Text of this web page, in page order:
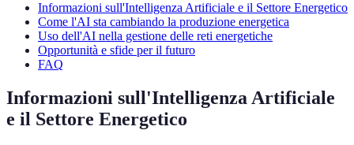
Informazioni sull'Intelligenza Artificiale e il Settore Energetico
Come l'AI sta cambiando la produzione energetica
Uso dell'AI nella gestione delle reti energetiche
Opportunità e sfide per il futuro
FAQ
Informazioni sull'Intelligenza Artificiale
e il Settore Energetico